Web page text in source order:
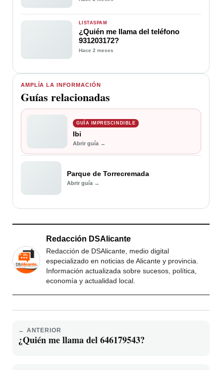
AMPLÍA LA INFORMACIÓN
Guías relacionadas
GUÍA IMPRESCINDIBLE
Ibi
Abrir guía →
Parque de Torrecremada
Abrir guía →
LISTASPAM
¿Quién me llama del teléfono
931203172?
Hace 2 meses
Redacción DSAlicante
Redacción de DSAlicante, medio digital
especializado en noticias de Alicante y provincia.
Información actualizada sobre sucesos, política,
economía y actualidad local.
← ANTERIOR
¿Quién me llama del 646179543?